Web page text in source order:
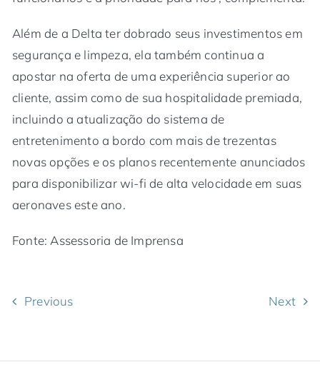
Além de a Delta ter dobrado seus investimentos em
segurança e limpeza, ela também continua a
apostar na oferta de uma experiência superior ao
cliente, assim como de sua hospitalidade premiada,
incluindo a atualização do sistema de
entretenimento a bordo com mais de trezentas
novas opções e os planos recentemente anunciados
para disponibilizar wi-fi de alta velocidade em suas
aeronaves este ano.
Fonte: Assessoria de Imprensa
Previous Next